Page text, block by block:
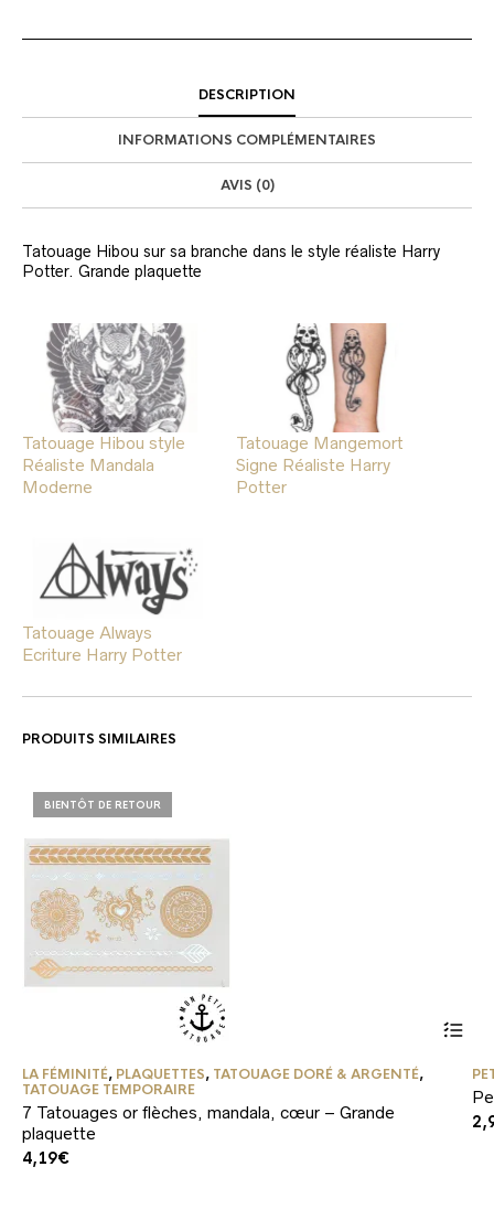
DESCRIPTION
INFORMATIONS COMPLÉMENTAIRES
AVIS (0)
Tatouage Hibou sur sa branche dans le style réaliste Harry
Potter. Grande plaquette
Tatouage Hibou style
Réaliste Mandala
Moderne
Tatouage Mangemort
Signe Réaliste Harry
Potter
Tatouage Always
Ecriture Harry Potter
PRODUITS SIMILAIRES
BIENTÔT DE RETOUR
LA FÉMINITÉ, PLAQUETTES, TATOUAGE DORÉ & ARGENTÉ,
TATOUAGE TEMPORAIRE
7 Tatouages or flèches, mandala, cœur – Grande
plaquette
4,19€